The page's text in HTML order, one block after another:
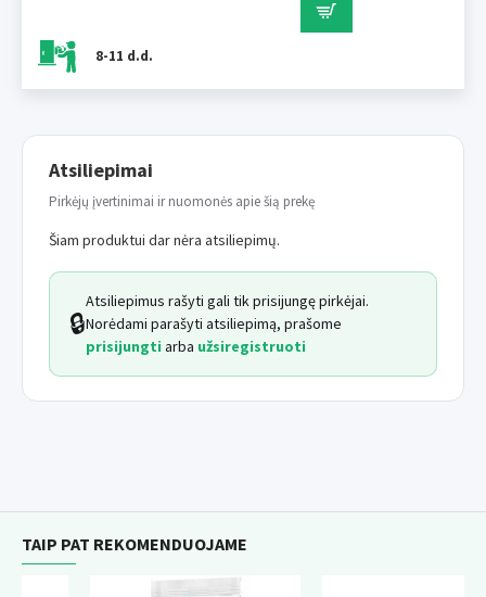
8-11 d.d.
Atsiliepimai
Pirkėjų įvertinimai ir nuomonės apie šią prekę
Šiam produktui dar nėra atsiliepimų.
🔒
Atsiliepimus rašyti gali tik prisijungę pirkėjai.
Norėdami parašyti atsiliepimą, prašome
prisijungti arba užsiregistruoti
TAIP PAT REKOMENDUOJAME